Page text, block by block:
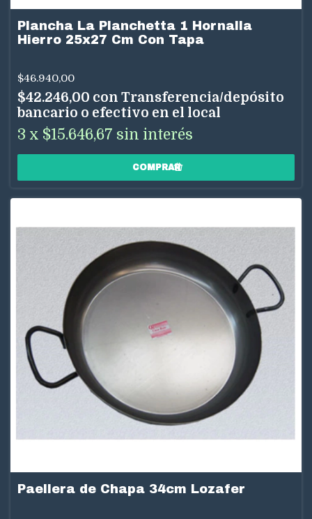
Plancha La Planchetta 1 Hornalla
Hierro 25x27 Cm Con Tapa
$46.940,00
$42.246,00 con Transferencia/depósito
bancario o efectivo en el local
3 x $15.646,67 sin interés
Paellera de Chapa 34cm Lozafer